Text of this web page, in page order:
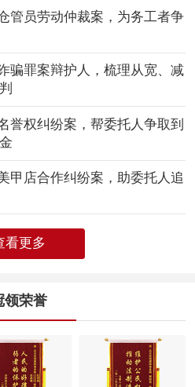
管员劳动仲裁案，为务工者争
骗罪案辩护人，梳理从宽、减
誉权纠纷案，帮委托人争取到
甲店合作纠纷案，助委托人追
看更多
领荣誉